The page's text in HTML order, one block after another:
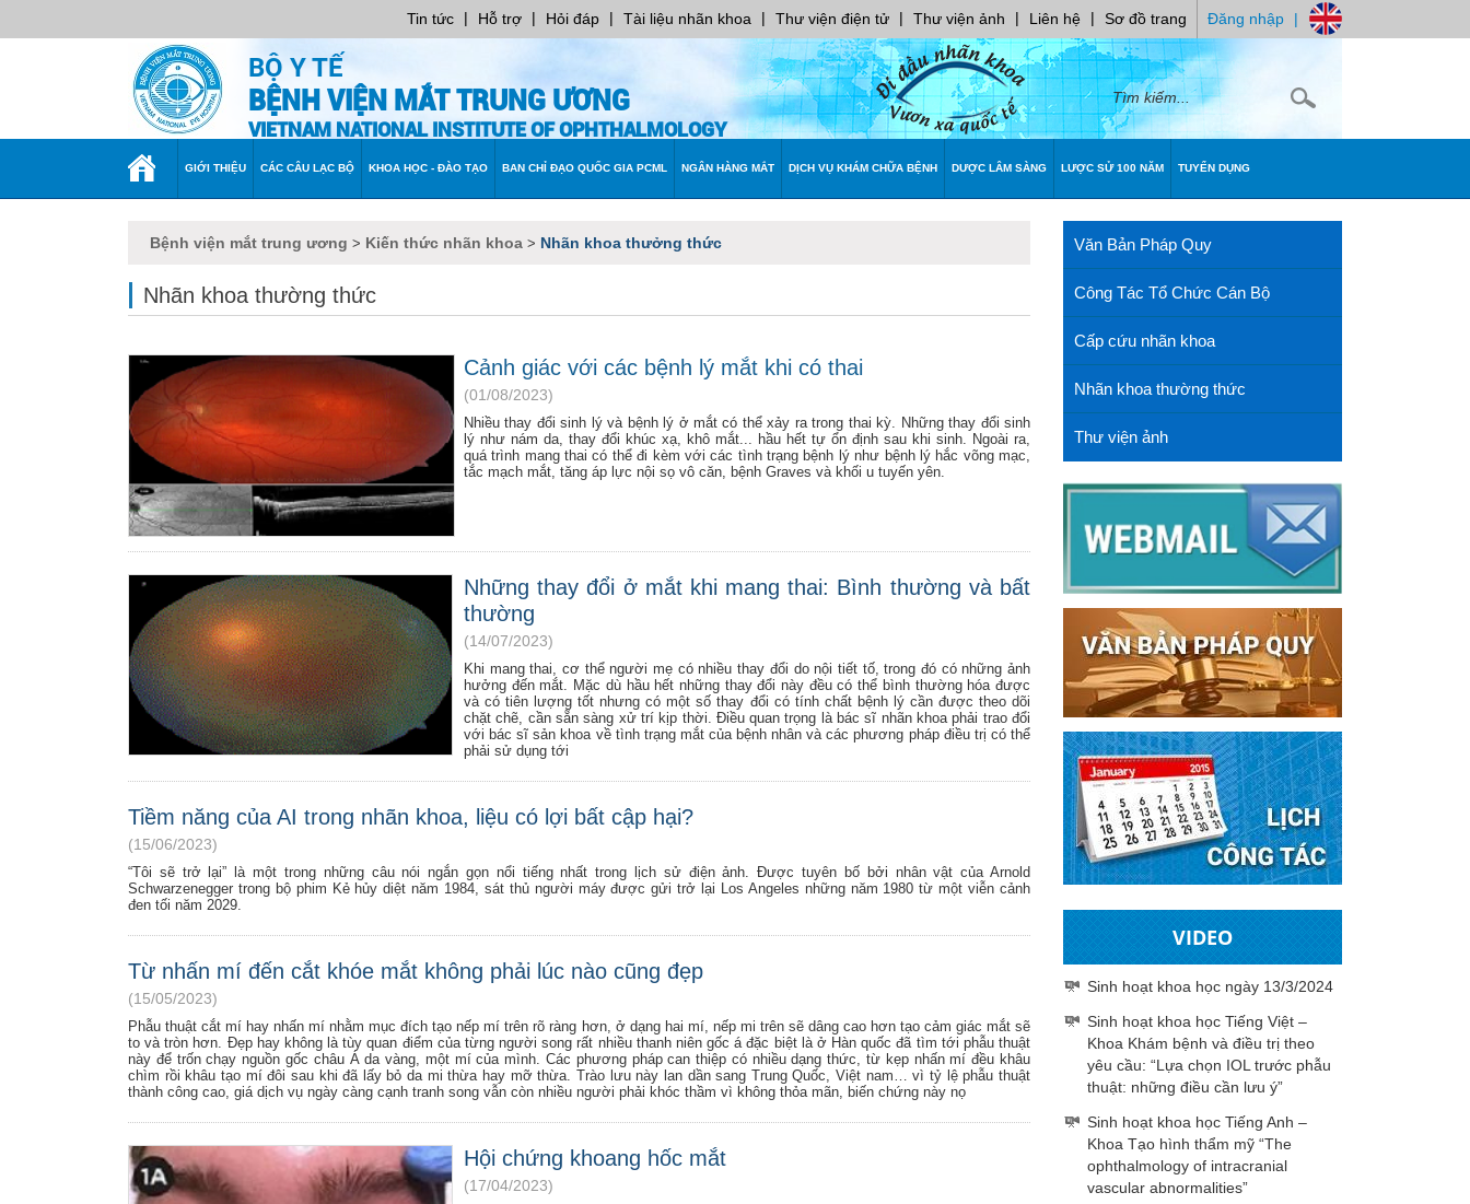
Tin tức | Hỗ trợ | Hỏi đáp | Tài liệu nhãn khoa | Thư viện điện tử | Thư viện ảnh | Liên hệ | Sơ đồ trang Đăng nhập |
BỘ Y TẾ
BỆNH VIỆN MẮT TRUNG ƯƠNG
VIETNAM NATIONAL INSTITUTE OF OPHTHALMOLOGY
TRANG GIỚI THIỆU CÁC CÂU LẠC BỘ KHOA HỌC - ĐÀO TẠO BAN CHỈ ĐẠO QUỐC GIA PCML NGÂN HÀNG MẮT DỊCH VỤ KHÁM CHỮA BỆNH DƯỢC LÂM SÀNG LƯỢC SỬ 100 NĂM TUYỂN DỤNG
Bệnh viện mắt trung ương > Kiến thức nhãn khoa > Nhãn khoa thưởng thức
Nhãn khoa thường thức
Cảnh giác với các bệnh lý mắt khi có thai
(01/08/2023)
Nhiều thay đổi sinh lý và bệnh lý ở mắt có thể xảy ra trong thai kỳ. Những thay đổi sinh
lý như nám da, thay đổi khúc xạ, khô mắt... hầu hết tự ổn định sau khi sinh. Ngoài ra,
quá trình mang thai có thể đi kèm với các tình trạng bệnh lý như bệnh lý hắc võng mạc,
tắc mạch mắt, tăng áp lực nội sọ vô căn, bệnh Graves và khối u tuyến yên.
Những thay đổi ở mắt khi mang thai: Bình thường và bất
thường
(14/07/2023)
Khi mang thai, cơ thể người mẹ có nhiều thay đổi do nội tiết tố, trong đó có những ảnh
hưởng đến mắt. Mặc dù hầu hết những thay đổi này đều có thể bình thường hóa được
và có tiên lượng tốt nhưng có một số thay đổi có tính chất bệnh lý cần được theo dõi
chặt chẽ, cần sẵn sàng xử trí kịp thời. Điều quan trọng là bác sĩ nhãn khoa phải trao đổi
với bác sĩ sản khoa về tình trạng mắt của bệnh nhân và các phương pháp điều trị có thể
phải sử dụng tới
Tiềm năng của AI trong nhãn khoa, liệu có lợi bất cập hại?
(15/06/2023)
“Tôi sẽ trở lại” là một trong những câu nói ngắn gọn nổi tiếng nhất trong lịch sử điện ảnh. Được tuyên bố bởi nhân vật của Arnold
Schwarzenegger trong bộ phim Kẻ hủy diệt năm 1984, sát thủ người máy được gửi trở lại Los Angeles những năm 1980 từ một viễn cảnh
đen tối năm 2029.
Từ nhấn mí đến cắt khóe mắt không phải lúc nào cũng đẹp
(15/05/2023)
Phẫu thuật cắt mí hay nhấn mí nhằm mục đích tạo nếp mí trên rõ ràng hơn, ở dạng hai mí, nếp mi trên sẽ dâng cao hơn tạo cảm giác mắt sẽ
to và tròn hơn. Đẹp hay không là tùy quan điểm của từng người song rất nhiều thanh niên gốc á đặc biệt là ở Hàn quốc đã tìm tới phẫu thuật
này để trốn chạy nguồn gốc châu Á da vàng, một mí của mình. Các phương pháp can thiệp có nhiều dạng thức, từ kẹp nhấn mí đều khâu
chìm rồi khâu tạo mí đôi sau khi đã lấy bỏ da mi thừa hay mỡ thừa. Trào lưu này lan dần sang Trung Quốc, Việt nam… vì tỷ lệ phẫu thuật
thành công cao, giá dịch vụ ngày càng cạnh tranh song vẫn còn nhiều người phải khóc thầm vì không thỏa mãn, biến chứng này nọ
Hội chứng khoang hốc mắt
(17/04/2023)
Văn Bản Pháp Quy
Công Tác Tổ Chức Cán Bộ
Cấp cứu nhãn khoa
Nhãn khoa thường thức
Thư viện ảnh
VIDEO
Sinh hoạt khoa học ngày 13/3/2024
Sinh hoạt khoa học Tiếng Việt –
Khoa Khám bệnh và điều trị theo
yêu cầu: “Lựa chọn IOL trước phẫu
thuật: những điều cần lưu ý”
Sinh hoạt khoa học Tiếng Anh –
Khoa Tạo hình thẩm mỹ “The
ophthalmology of intracranial
vascular abnormalities”